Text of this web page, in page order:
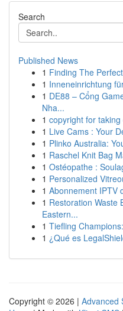
Search
Published News
1 Finding The
1 Inneneinrichtung
1 DE88 – Cổng
Nha...
1 copyright for
1 Live Cams : Your
1 Plinko Australia:
1 Raschel Knit Bag
1 Ostéopathe :
1 Personalized
1 Abonnement IPTV
1 Restoration Waste
Eastern...
1 Tiefling
1 ¿Qué es
Copyright © 2026 | Advanced